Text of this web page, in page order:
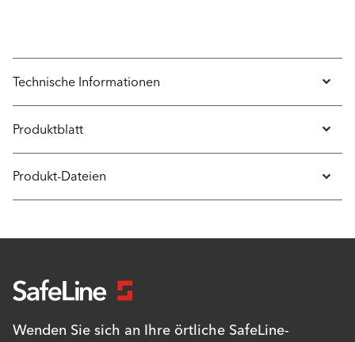
Technische Informationen
Produktblatt
Produkt-Dateien
Wenden Sie sich an Ihre örtliche SafeLine-